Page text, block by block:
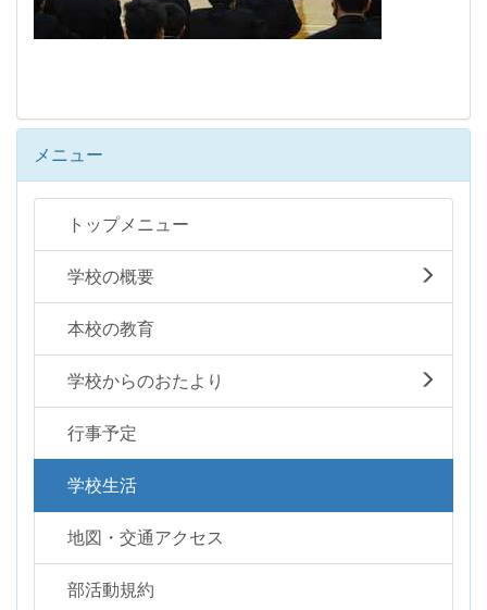
メニュー
トップメニュー
学校の概要
本校の教育
学校からのおたより
行事予定
学校生活
地図・交通アクセス
部活動規約